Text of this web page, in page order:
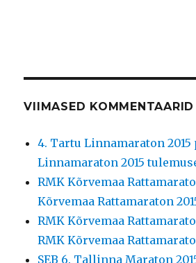
VIIMASED KOMMENTAARID
4. Tartu Linnamaraton
Linnamaraton 2015
RMK Kõrvemaa
Kõrvemaa Rattamaraton
RMK Kõrvemaa
RMK Kõrvemaa
SEB 6. Tallinna Maraton